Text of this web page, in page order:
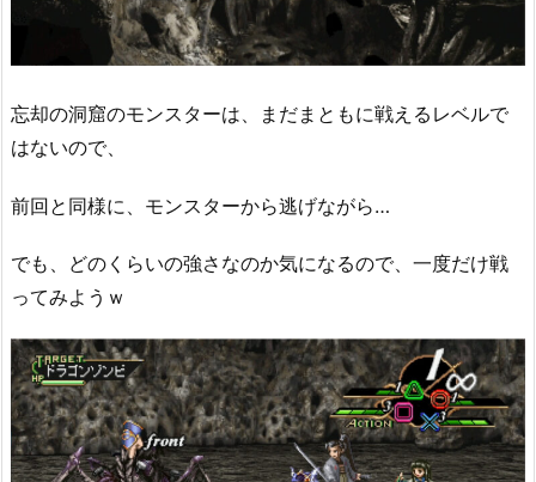
忘却の洞窟のモンスターは、まだまともに戦えるレベルで
はないので、
前回と同様に、モンスターから逃げながら…
でも、どのくらいの強さなのか気になるので、一度だけ戦
ってみようｗ